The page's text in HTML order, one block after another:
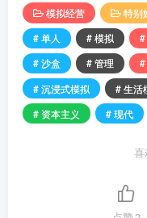
模拟经营
特别
# 单人
# 模拟
# 沙盒
# 管理
# 沉浸式模拟
# 生活
# 资本主义
# 现代
喜